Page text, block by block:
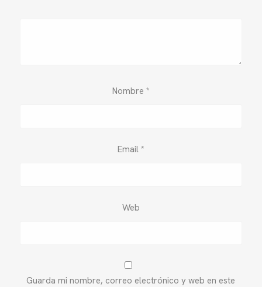
Nombre *
Email *
Web
Guarda mi nombre, correo electrónico y web en este